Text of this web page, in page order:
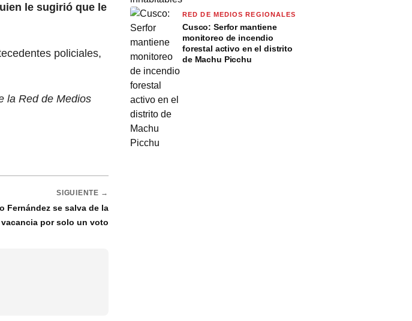
le sugirió que le
policiales,
la Red de Medios
SIGUIENTE →
Fernández se salva de la
vacancia por solo un voto
RED DE MEDIOS REGIONALES
Cusco: Serfor mantiene
monitoreo de incendio
forestal activo en el distrito
de Machu Picchu